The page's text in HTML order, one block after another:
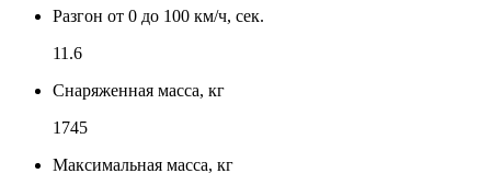
Разгон от 0 до 100 км/ч, сек.
11.6
Снаряженная масса, кг
1745
Максимальная масса, кг